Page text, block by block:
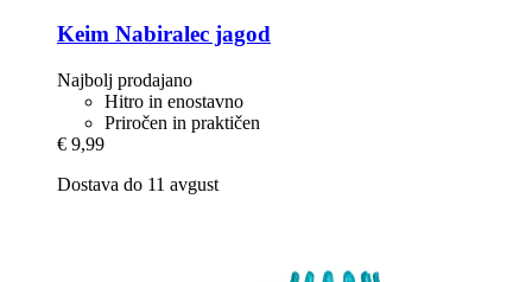
Keim Nabiralec jagod
Najbolj prodajano
Hitro in enostavno
Priročen in praktičen
€ 9,99
Dostava do 11 avgust